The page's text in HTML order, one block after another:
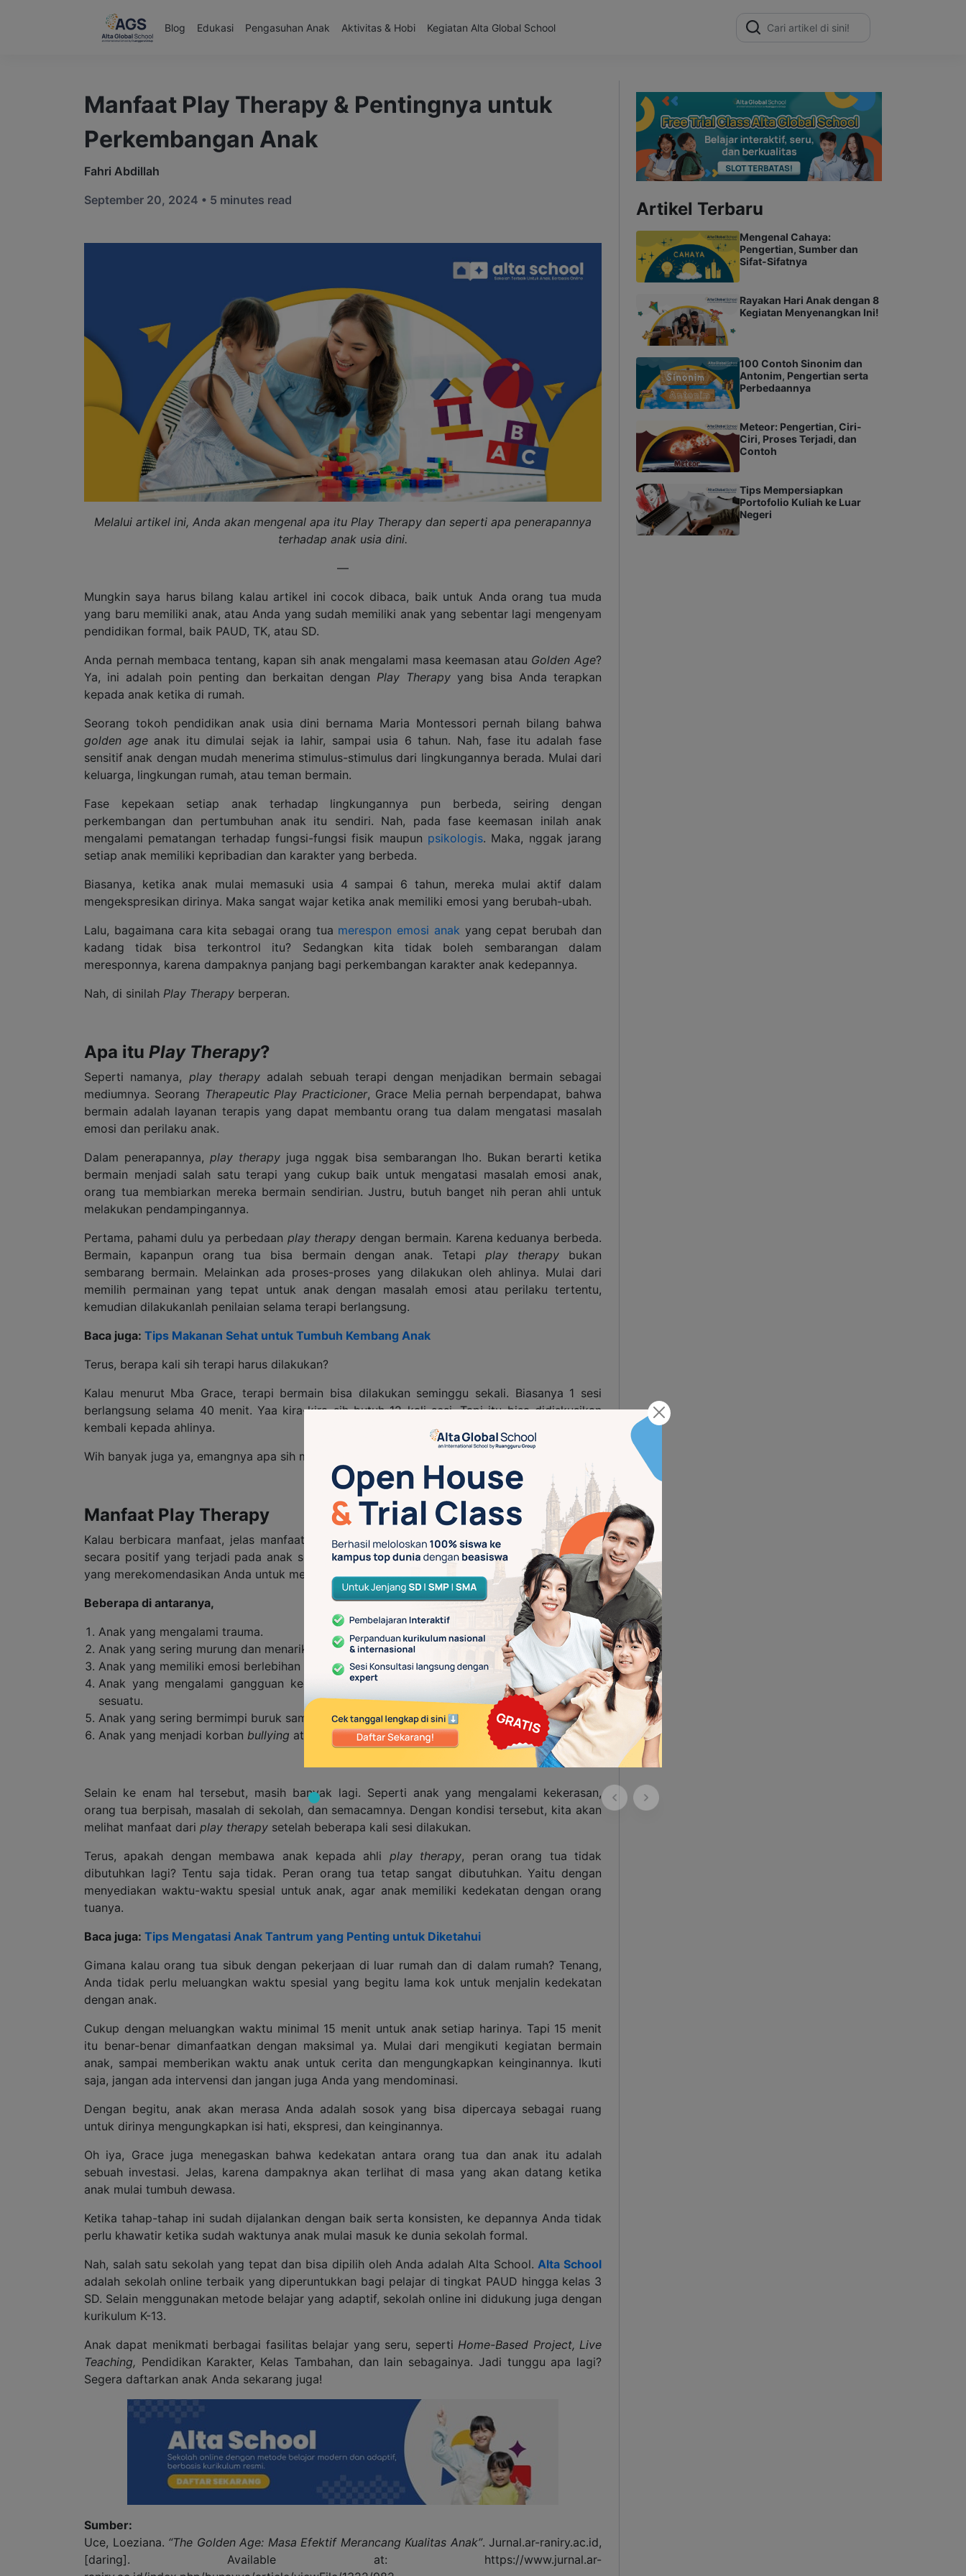
Blog Edukasi Pengasuhan Anak Aktivitas & Hobi Kegiatan Alta Global School
Manfaat Play Therapy & Pentingnya untuk
Perkembangan Anak
Fahri Abdillah
September 20, 2024 • 5 minutes read
Melalui artikel ini, Anda akan mengenal apa itu Play Therapy dan seperti apa penerapannya
terhadap anak usia dini.
—
Mungkin saya harus bilang kalau artikel ini cocok dibaca, baik untuk Anda orang tua muda
yang baru memiliki anak, atau Anda yang sudah memiliki anak yang sebentar lagi mengenyam
pendidikan formal, baik PAUD, TK, atau SD.
Anda pernah membaca tentang, kapan sih anak mengalami masa keemasan atau Golden Age?
Ya, ini adalah poin penting dan berkaitan dengan Play Therapy yang bisa Anda terapkan
kepada anak ketika di rumah.
Seorang tokoh pendidikan anak usia dini bernama Maria Montessori pernah bilang bahwa
golden ageanak itu dimulai sejak ia lahir, sampai usia 6 tahun. Nah, fase itu adalah fase
sensitif anak dengan mudah menerima stimulus-stimulus dari lingkungannya berada. Mulai dari
keluarga, lingkungan rumah, atau teman bermain.
Fase kepekaan setiap anak terhadap lingkungannya pun berbeda, seiring dengan
perkembangan dan pertumbuhan anak itu sendiri. Nah, pada fase keemasan inilah anak
mengalami pematangan terhadap fungsi-fungsi fisik maupun psikologis. Maka, nggak jarang
setiap anak memiliki kepribadian dan karakter yang berbeda.
Biasanya, ketika anak mulai memasuki usia 4 sampai 6 tahun, mereka mulai aktif dalam
mengekspresikan dirinya. Maka sangat wajar ketika anak memiliki emosi yang berubah-ubah.
Lalu, bagaimana cara kita sebagai orang tua merespon emosi anak yang cepat berubah dan
kadang tidak bisa terkontrol itu? Sedangkan kita tidak boleh sembarangan dalam
meresponnya, karena dampaknya panjang bagi perkembangan karakter anak kedepannya.
Nah, di sinilah Play Therapy berperan.
Apa itu Play Therapy?
Seperti namanya, play therapyadalah sebuah terapi dengan menjadikan bermain sebagai
mediumnya. Seorang Therapeutic Play Practicioner, Grace Melia pernah berpendapat, bahwa
bermain adalah layanan terapis yang dapat membantu orang tua dalam mengatasi masalah
emosi dan perilaku anak.
Dalam penerapannya,play therapy juga nggak bisa sembarangan lho. Bukan berarti ketika
bermain menjadi salah satu terapi yang cukup baik untuk mengatasi masalah emosi anak,
orang tua membiarkan mereka bermain sendirian. Justru, butuh banget nih peran ahli untuk
melakukan pendampingannya.
Pertama, pahami dulu ya perbedaan play therapy dengan bermain. Karena keduanya berbeda.
Bermain, kapanpun orang tua bisa bermain dengan anak. Tetapiplay therapy bukan
sembarang bermain. Melainkan ada proses-proses yang dilakukan oleh ahlinya. Mulai dari
memilih permainan yang tepat untuk anak dengan masalah emosi atau perilaku tertentu,
kemudian dilakukanlah penilaian selama terapi berlangsung.
Baca juga: Tips Makanan Sehat untuk Tumbuh Kembang Anak
Terus, berapa kali sih terapi harus dilakukan?
Kalau menurut Mba Grace, terapi bermain bisa dilakukan seminggu sekali. Biasanya 1 sesi
berlangsung selama 40 menit. Yaa kira-kira sih butuh 12 kali sesi. Tapi itu bisa didiskusikan
kembali kepada ahlinya.
Wih banyak juga ya, emangnya apa sih manfaatnya?
Manfaat Play Therapy
Kalau berbicara manfaat, jelas manfaatnya akan terlihat dari perubahan dan perkembangan
secara positif yang terjadi pada anak setelah terapi. Lalu, kondisi-kondisi seperti apa aja nih
yang merekomendasikan Anda untuk melakukanplay therapypada anak?
Beberapa di antaranya,
Anak yang mengalami trauma.
Anak yang sering murung dan menarik diri dari lingkungan sosialnya.
Anak yang memiliki emosi berlebihan atau meledak-ledak.
Anak yang mengalami gangguan kecemasan, seperti stres atau memiliki fobia terhadap
sesuatu.
Anak yang sering bermimpi buruk sampai ia susah tidur.
Anak yang menjadi korban bullying atau yang suka mem-bullyorang lain.
Selain ke enam hal tersebut, masih banyak lagi. Seperti anak yang mengalami kekerasan,
orang tua berpisah, masalah di sekolah, dan semacamnya. Dengan kondisi tersebut, kita akan
melihat manfaat dari play therapy setelah beberapa kali sesi dilakukan.
Terus, apakah dengan membawa anak kepada ahli play therapy, peran orang tua tidak
dibutuhkan lagi? Tentu saja tidak. Peran orang tua tetap sangat dibutuhkan. Yaitu dengan
menyediakan waktu-waktu spesial untuk anak, agar anak memiliki kedekatan dengan orang
tuanya.
Baca juga: Tips Mengatasi Anak Tantrum yang Penting untuk Diketahui
Gimana kalau orang tua sibuk dengan pekerjaan di luar rumah dan di dalam rumah? Tenang,
Anda tidak perlu meluangkan waktu spesial yang begitu lama kok untuk menjalin kedekatan
dengan anak.
Cukup dengan meluangkan waktu minimal 15 menit untuk anak setiap harinya. Tapi 15 menit
itu benar-benar dimanfaatkan dengan maksimal ya. Mulai dari mengikuti kegiatan bermain
anak, sampai memberikan waktu anak untuk cerita dan mengungkapkan keinginannya. Ikuti
saja, jangan ada intervensi dan jangan juga Anda yang mendominasi.
Dengan begitu, anak akan merasa Anda adalah sosok yang bisa dipercaya sebagai ruang
untuk dirinya mengungkapkan isi hati, ekspresi, dan keinginannya.
Oh iya, Grace juga menegaskan bahwa kedekatan antara orang tua dan anak itu adalah
sebuah investasi. Jelas, karena dampaknya akan terlihat di masa yang akan datang ketika
anak mulai tumbuh dewasa.
Ketika tahap-tahap ini sudah dijalankan dengan baik serta konsisten, ke depannya Anda tidak
perlu khawatir ketika sudah waktunya anak mulai masuk ke dunia sekolah formal.
Nah, salah satu sekolah yang tepat dan bisa dipilih oleh Anda adalah Alta School.Alta School
adalah sekolah online terbaik yang diperuntukkan bagi pelajar di tingkat PAUD hingga kelas 3
SD. Selain menggunakan metode belajar yang adaptif, sekolah online ini didukung juga dengan
kurikulum K-13.
Anak dapat menikmati berbagai fasilitas belajar yang seru, sepertiHome-Based Project, Live
Teaching, Pendidikan Karakter, Kelas Tambahan, dan lain sebagainya. Jadi tunggu apa lagi?
Segera daftarkan anak Anda sekarang juga!
Sumber:
Uce, Loeziana. “The Golden Age: Masa Efektif Merancang Kualitas Anak”. Jurnal.ar-raniry.ac.id,
[daring]. Available at: https://www.jurnal.ar-
Artikel Terbaru
Mengenal Cahaya:
Pengertian, Sumber dan
Sifat-Sifatnya
Rayakan Hari Anak dengan 8
Kegiatan Menyenangkan Ini!
100 Contoh Sinonim dan
Antonim, Pengertian serta
Perbedaannya
Meteor: Pengertian, Ciri-
Ciri, Proses Terjadi, dan
Contoh
Tips Mempersiapkan
Portofolio Kuliah ke Luar
Negeri